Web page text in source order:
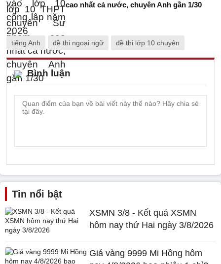
cao nhất cả nước, chuyên Anh gần 1/30
tiếng Anh đề thi ngoại ngữ đề thi lớp 10 chuyên
Bình luận
Tin nổi bật
XSMN 3/8 - Kết quả XSMN
hôm nay thứ Hai ngày 3/8/2026
Giá vàng 9999 Mi Hồng hôm